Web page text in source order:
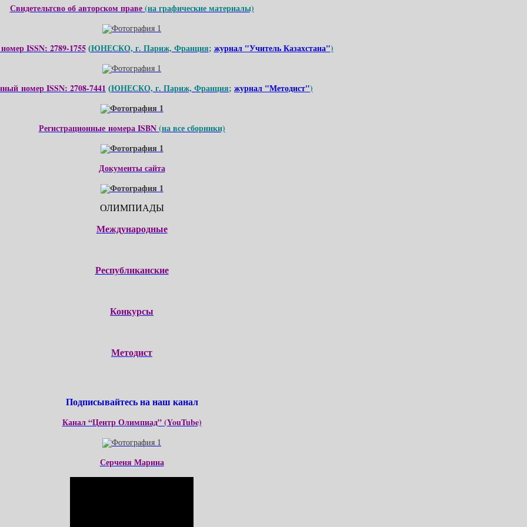
Свидетельтсво об авторском праве(на графические материалы)
ISSN: 2789-1755 (ЮНЕСКО, г. Париж, Франция; журнал "Учитель Казахстана")
номер ISSN: 2708-7441 (ЮНЕСКО, г. Париж, Франция; журнал "Методист")
Регистрационные номера ISBN(на все сборники)
Документы сайта
ОЛИМПИАДЫ
Международные
Республиканские
Конкурсы
Методист
Подписывайтесь на наш канал
Канал “Центр Олимпиад” (YouTube)
Серченя Марина